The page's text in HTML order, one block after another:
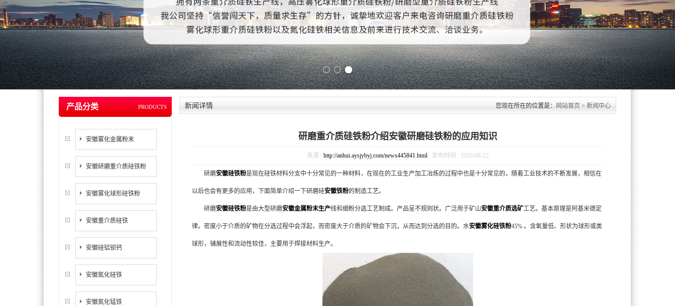
Previous slide Next slide
PRODUCTS
产品分类
安徽雾化金属粉末
安徽研磨重介质硅铁粉
安徽雾化球形硅铁粉
安徽重介质硅铁
安徽硅铝钡钙
安徽氮化硅铁
安徽氮化锰铁
您现在所在的位置是： 网站首页 > 新闻中心
新闻详情
研磨重介质硅铁粉介绍安徽研磨硅铁粉的应用知识
来源 : http://anhui.aysjybyj.com/news445841.html 发布时间 : 2020-08-22
研磨安徽硅铁粉是现在硅铁材料分支中十分常见的一种材料，在现在的工业生产加工冶炼的过程中也是十分常见的，随着工业技术的不断发展，相信在
以后也会有更多的应用，下面简单介绍一下研磨硅安徽铁粉的制造工艺。
研磨安徽硅铁粉是由大型研磨安徽金属粉末生产线和细粉分选工艺制成。产品呈不规则状。广泛用于矿山安徽重介质选矿工艺。基本原理是阿基米德定
律。密度小于介质的矿物在分选过程中会浮起，而密度大于介质的矿物会下沉，从而达到分选的目的。水安徽雾化硅铁粉45% 。含氧量低、形状为球形或类
球形，铺展性和流动性较佳，主要用于焊接材料生产。